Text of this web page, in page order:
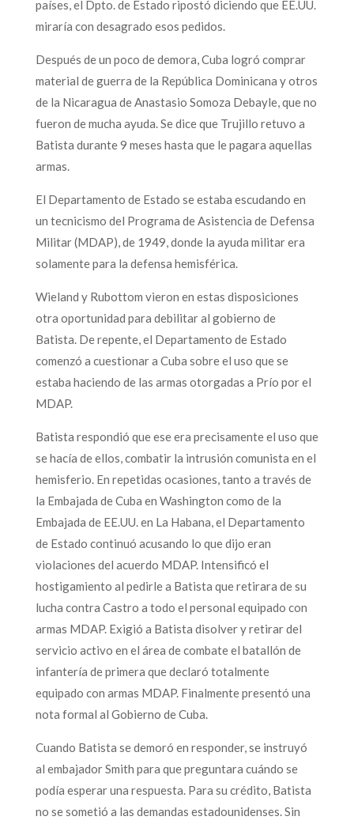
países, el Dpto. de Estado ripostó diciendo que EE.UU.
miraría con desagrado esos pedidos.
Después de un poco de demora, Cuba logró comprar
material de guerra de la República Dominicana y otros
de la Nicaragua de Anastasio Somoza Debayle, que no
fueron de mucha ayuda. Se dice que Trujillo retuvo a
Batista durante 9 meses hasta que le pagara aquellas
armas.
El Departamento de Estado se estaba escudando en
un tecnicismo del Programa de Asistencia de Defensa
Militar (MDAP), de 1949, donde la ayuda militar era
solamente para la defensa hemisférica.
Wieland y Rubottom vieron en estas disposiciones
otra oportunidad para debilitar al gobierno de
Batista. De repente, el Departamento de Estado
comenzó a cuestionar a Cuba sobre el uso que se
estaba haciendo de las armas otorgadas a Prío por el
MDAP.
Batista respondió que ese era precisamente el uso que
se hacía de ellos, combatir la intrusión comunista en el
hemisferio. En repetidas ocasiones, tanto a través de
la Embajada de Cuba en Washington como de la
Embajada de EE.UU. en La Habana, el Departamento
de Estado continuó acusando lo que dijo eran
violaciones del acuerdo MDAP. Intensificó el
hostigamiento al pedirle a Batista que retirara de su
lucha contra Castro a todo el personal equipado con
armas MDAP. Exigió a Batista disolver y retirar del
servicio activo en el área de combate el batallón de
infantería de primera que declaró totalmente
equipado con armas MDAP. Finalmente presentó una
nota formal al Gobierno de Cuba.
Cuando Batista se demoró en responder, se instruyó
al embajador Smith para que preguntara cuándo se
podía esperar una respuesta. Para su crédito, Batista
no se sometió a las demandas estadounidenses. Sin